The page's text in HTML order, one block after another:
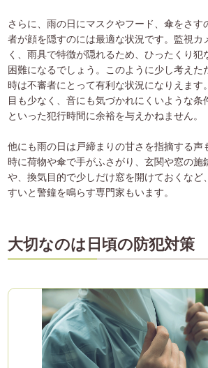
さらに、雨の日にマスクやフード、傘をさす
者が顔を隠すのには最適な状況です。監視カ
く、雨具で特徴が隠れるため、ひったくり犯
困難になるでしょう。このように少し考えた
時は不審者にとって有利な状況になりえます
目も少なく、音にも気づかれにくいような条
といった犯行時間に余裕を与えかねません。
他にも雨の日は戸締まりの甘さを指摘する声
時に荷物や傘で手がふさがり、玄関や窓の施
や、換気目的で少しだけ窓を開けておくなど
すいと警鐘を鳴らす専門家もいます。
大切なのは日頃の防犯対策